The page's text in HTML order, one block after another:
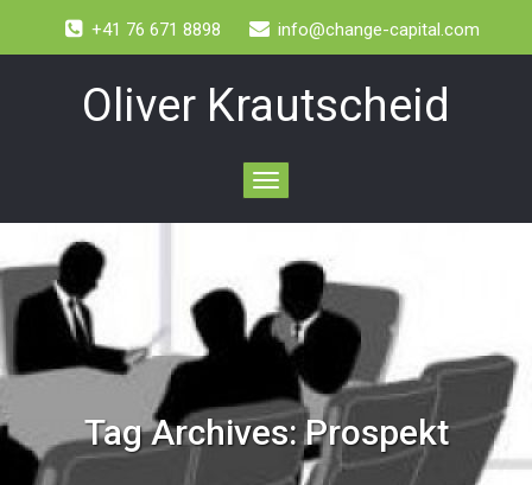
+41 76 671 8898 info@change-capital.com
Oliver Krautscheid
Toggle
navigation
Tag Archives:Prospekt